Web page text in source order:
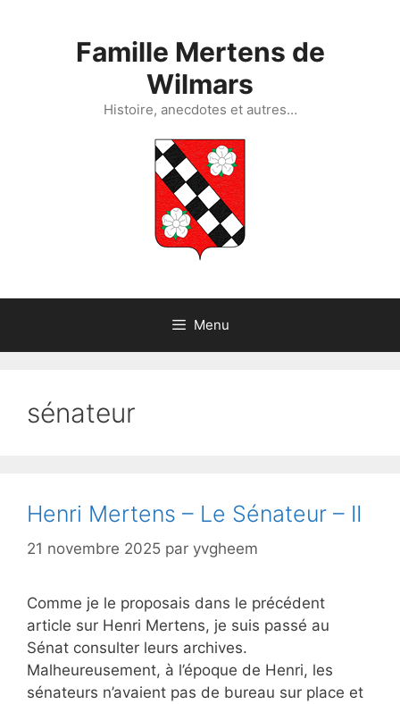
Famille Mertens de
Wilmars
Histoire, anecdotes et autres…
Menu
sénateur
Henri Mertens – Le Sénateur – II
21 novembre 2025 par yvgheem
Comme je le proposais dans le précédent
article sur Henri Mertens, je suis passé au
Sénat consulter leurs archives.
Malheureusement, à l’époque de Henri, les
sénateurs n’avaient pas de bureau sur place et